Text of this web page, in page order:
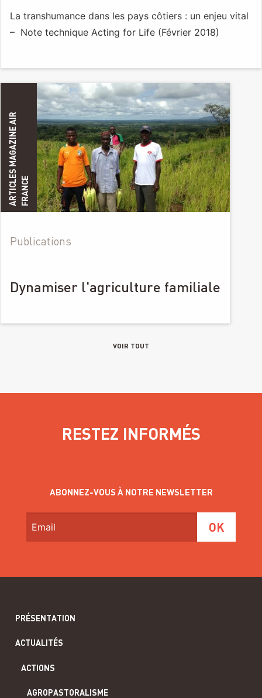
La transhumance dans les pays côtiers : un enjeu vital
– Note technique Acting for Life (Février 2018)
A
R
T
I
C
L
E
S
M
A
G
A
Z
I
N
E
A
I
R
F
R
A
N
CE
Publications
Dynamiser l'agriculture familiale
VOIR TOUT
RESTEZ INFORMÉS
ABONNEZ-VOUS À NOTRE NEWSLETTER
PRÉSENTATION
ACTUALITÉS
ACTIONS
AGROPASTORALISME